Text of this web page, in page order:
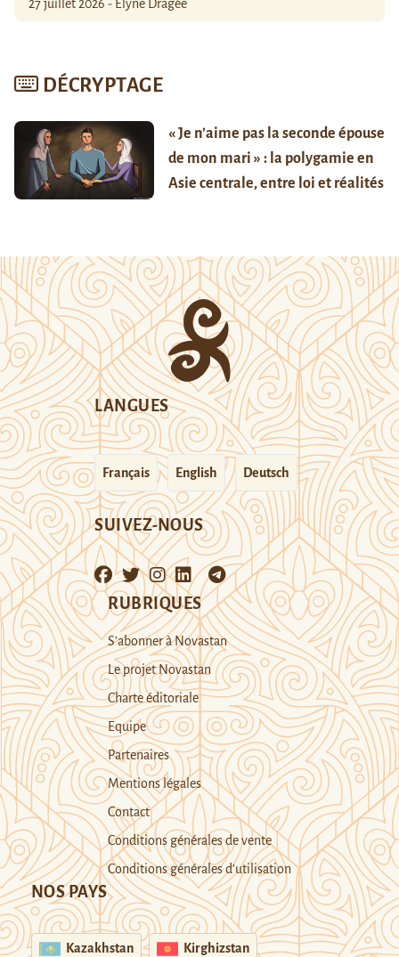
27 juillet 2026 - Élyne Dragée
DÉCRYPTAGE
« Je n’aime pas la seconde épouse
de mon mari » : la polygamie en
Asie centrale, entre loi et réalités
LANGUES
Français English Deutsch
SUIVEZ-NOUS
RUBRIQUES
S’abonner à Novastan
Le projet Novastan
Charte éditoriale
Equipe
Partenaires
Mentions légales
Contact
Conditions générales de vente
Conditions générales d’utilisation
NOS PAYS
Kazakhstan Kirghizstan